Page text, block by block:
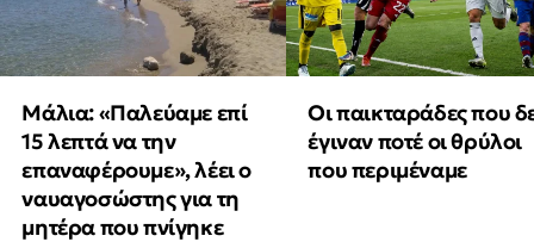
Μάλια: «Παλεύαμε επί
15 λεπτά να την
επαναφέρουμε», λέει ο
ναυαγοσώστης για τη
μητέρα που πνίγηκε
Οι παικταράδες που
έγιναν ποτέ οι θρύλοι
που περιμέναμε